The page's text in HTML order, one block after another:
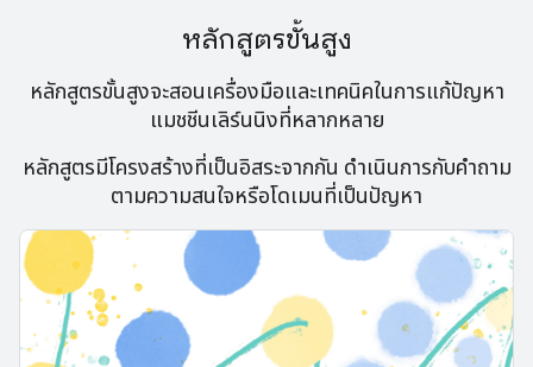
หลักสูตรขั้นสูง
หลักสูตรขั้นสูงจะสอนเครื่องมือและเทคนิคในการแก้ปัญหา
แมชชีนเลิร์นนิงที่หลากหลาย
หลักสูตรมีโครงสร้างที่เป็นอิสระจากกัน ดําเนินการกับคําถาม
ตามความสนใจหรือโดเมนที่เป็นปัญหา